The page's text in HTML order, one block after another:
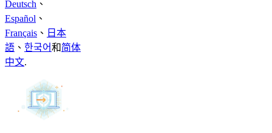
Deutsch 、
Español 、
Français 、 日本
語 、 한국어和简体
中文.